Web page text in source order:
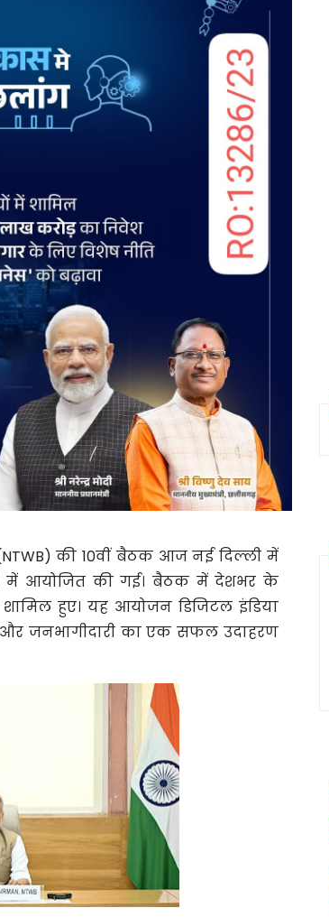
(NTWB) की10वीं बैठकआज नई दिल्ली में
में आयोजित की गई। बैठक में देशभर के
हुए। यह आयोजन डिजिटल इंडिया
जनभागीदारी का एक सफल उदाहरण